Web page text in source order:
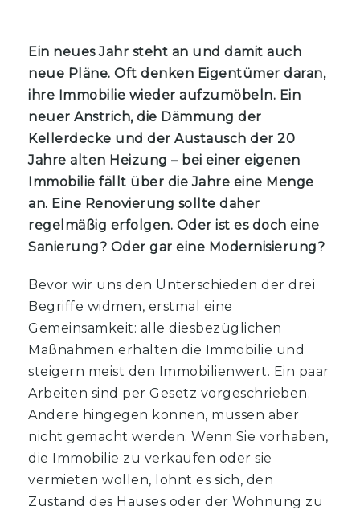
Ein neues Jahr steht an und damit auch
neue Pläne. Oft denken Eigentümer daran,
ihre Immobilie wieder aufzumöbeln. Ein
neuer Anstrich, die Dämmung der
Kellerdecke und der Austausch der 20
Jahre alten Heizung – bei einer eigenen
Immobilie fällt über die Jahre eine Menge
an. Eine Renovierung sollte daher
regelmäßig erfolgen. Oder ist es doch eine
Sanierung? Oder gar eine Modernisierung?
Bevor wir uns den Unterschieden der drei
Begriffe widmen, erstmal eine
Gemeinsamkeit: alle diesbezüglichen
Maßnahmen erhalten die Immobilie und
steigern meist den Immobilienwert. Ein paar
Arbeiten sind per Gesetz vorgeschrieben.
Andere hingegen können, müssen aber
nicht gemacht werden. Wenn Sie vorhaben,
die Immobilie zu verkaufen oder sie
vermieten wollen, lohnt es sich, den
Zustand des Hauses oder der Wohnung zu